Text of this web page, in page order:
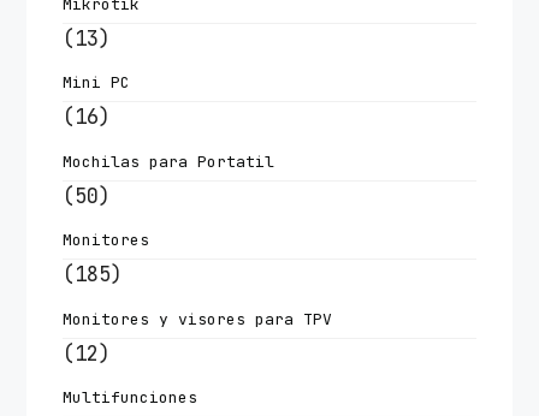
(13)
Mini PC
(16)
Mochilas para Portatil
(50)
Monitores
(185)
Monitores y visores para TPV
(12)
Multifunciones